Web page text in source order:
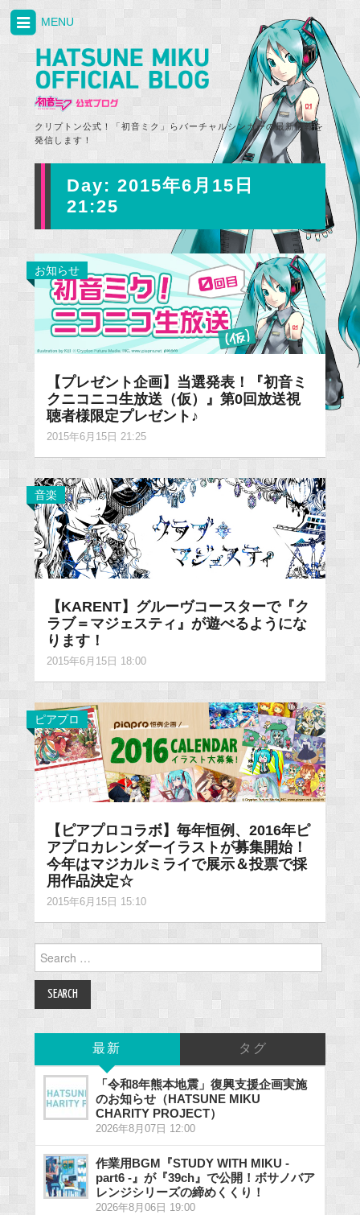
クリプトン公式！「初音ミク」らバーチャルシンガーの最新情報を
発信します！
MENU
Day: 2015年6月15日
21:25
お知らせ
【プレゼント企画】当選発表！『初音ミ
クニコニコ生放送（仮）』第0回放送視
聴者様限定プレゼント♪
2015年6月15日 21:25
音楽
【KARENT】グルーヴコースターで『ク
ラブ＝マジェスティ』が遊べるようにな
ります！
2015年6月15日 18:00
ピアプロ
【ピアプロコラボ】毎年恒例、2016年ピ
アプロカレンダーイラストが募集開始！
今年はマジカルミライで展示＆投票で採
用作品決定☆
2015年6月15日 15:10
Search
for:
最新 タグ
「令和8年熊本地震」復興支援企画実施
のお知らせ（HATSUNE MIKU
CHARITY PROJECT）
2026年8月07日 12:00
作業用BGM『STUDY WITH MIKU -
part6 -』が『39ch』で公開！ボサノバア
レンジシリーズの締めくくり！
2026年8月06日 19:00